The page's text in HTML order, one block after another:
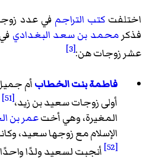
اختلفتكتب التراجم في عدد
فذكرمحمد بن سعد البغدادي
عشر زوجات هن:[3]
فاطمة بنت الخطابأم
أولى زوجات سعيد بن زيد،[51]
المغيرة، وهي أختعمر بن
الإسلام مع زوجها سعيد،
[52] أنجبت لسعيد ولدًا